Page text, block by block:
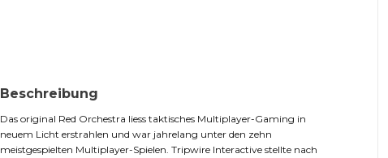
Beschreibung
Das original Red Orchestra liess taktisches Multiplayer-Gaming in
neuem Licht erstrahlen und war jahrelang unter den zehn
meistgespielten Multiplayer-Spielen. Tripwire Interactive stellte nach